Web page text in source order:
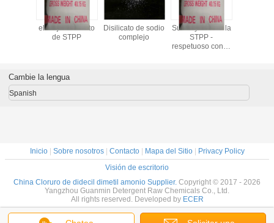
el mejor sustituto
de STPP
Disilicato de sodio
complejo
Sustituyente de la
STPP -
respetuoso con el
Cambie la lengua
Spanish
Inicio| Sobre nosotros| Contacto| Mapa del Sitio| Privacy Policy
Visión de escritorio
China Cloruro de didecil dimetil amonio Supplier. Copyright © 2017 - 2026
Yangzhou Guanmin Detergent Raw Chemicals Co., Ltd.
All rights reserved. Developed by ECER